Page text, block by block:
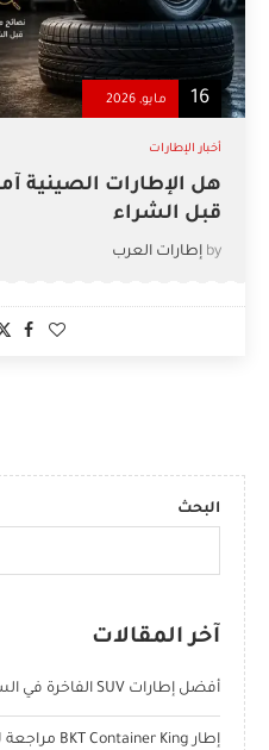
16 مايو, 2026
أخبار الإطارات
هل الإطارات الصينية
قبل الشراء
by إطارات العرب
البحث
آخر المقالات
أفضل إطارات SUV الفاخرة في السعودية لعام 2026
إطار BKT Container King مراجعة لأهم إطارات معدات الموانئ